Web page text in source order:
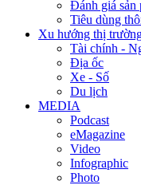
Đánh giá sản
Tiêu dùng
Xu hướng thị
Tài chính -
Địa ốc
Xe - Số
Du lịch
MEDIA
Podcast
eMagazine
Video
Infographic
Photo